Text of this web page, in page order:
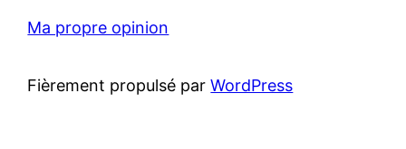
Ma propre opinion
Fièrement propulsé parWordPress